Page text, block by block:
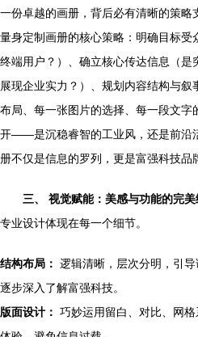
一份卓越的画册，背后必有清晰的策
量身定制画册的核心策略：明确目标受
终端用户？）、确立核心传达信息（是
展现企业实力？）、规划内容结构与
布局、每一张图片的选择、每一段文字
开——是沉稳睿智的工业风，还是前沿
册不仅是信息的罗列，更是富强科技品
三、 视觉赋能：美感与功能的完
专业设计体现在每一个细节。
结构布局： 逻辑清晰，层次分明，引
逐步深入了解富强科技。
版面设计： 巧妙运用留白、对比、网